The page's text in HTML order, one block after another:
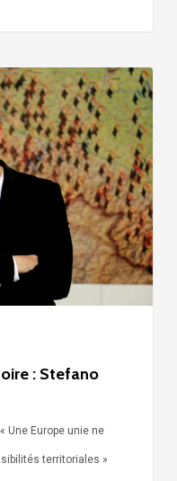
: Stefano
Une Europe unie ne
territoriales »